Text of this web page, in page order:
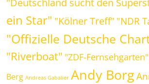
ein Star" "Kölner Treff" "NDR
"Offizielle Deutsche
"Riverboat" "ZDF-Fernsehgarten"
Berg Andreas Gabalier Andy Borg